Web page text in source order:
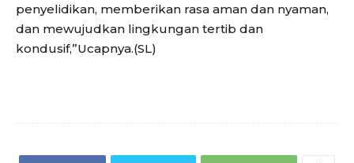
penyelidikan, memberikan rasa aman dan nyaman,
dan mewujudkan lingkungan tertib dan
kondusif,”Ucapnya.(SL)